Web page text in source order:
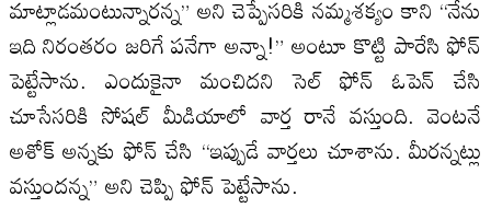
మాట్లాడమంటున్నారన్న” అని చెప్పేసరికి నమ్మశక్యం కాని “నేను
ఇది నిరంతరం జరిగే పనేగా అన్నా!” అంటూ కొట్టి పారేసి ఫోన్
పెట్టేసాను. ఎందుకైనా మంచిదని సెల్ ఫోన్ ఓపెన్ చేసి
చూసేసరికి సోషల్ మీడియాలో వార్త రానే వస్తుంది. వెంటనే
అశోక్ అన్నకు ఫోన్ చేసి “ఇప్పుడే వార్తలు చూశాను. మీరన్నట్లు
వస్తుందన్న” అని చెప్పి ఫోన్ పెట్టేసాను.